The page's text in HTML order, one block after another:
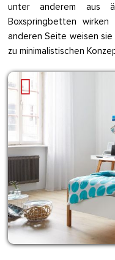
unter anderem aus
Boxspringbetten
anderen Seite weisen sie
zu minimalistischen